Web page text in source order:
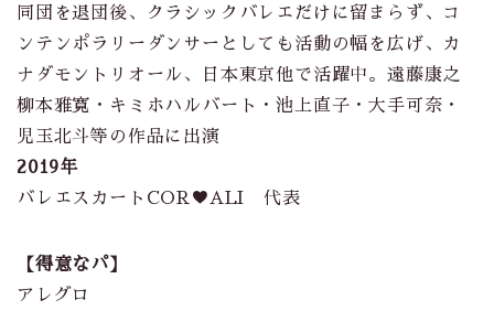
同団を退団後、クラシックバレエだけに留まらず、コ
ンテンポラリーダンサーとしても活動の幅を広げ、カ
ナダモントリオール、日本東京他で活躍中。遠藤康之
柳本雅寛・キミホハルバート・池上直子・大手可奈・
児玉北斗等の作品に出演
2019年
バレエスカートCOR♥ALI 代表
【得意なパ】
アレグロ